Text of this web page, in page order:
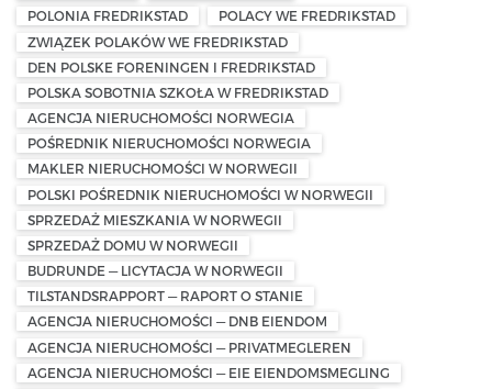
POLONIA FREDRIKSTAD
POLACY WE FREDRIKSTAD
ZWIĄZEK POLAKÓW WE FREDRIKSTAD
DEN POLSKE FORENINGEN I FREDRIKSTAD
POLSKA SOBOTNIA SZKOŁA W FREDRIKSTAD
AGENCJA NIERUCHOMOŚCI NORWEGIA
POŚREDNIK NIERUCHOMOŚCI NORWEGIA
MAKLER NIERUCHOMOŚCI W NORWEGII
POLSKI POŚREDNIK NIERUCHOMOŚCI W NORWEGII
SPRZEDAŻ MIESZKANIA W NORWEGII
SPRZEDAŻ DOMU W NORWEGII
BUDRUNDE — LICYTACJA W NORWEGII
TILSTANDSRAPPORT — RAPORT O STANIE
AGENCJA NIERUCHOMOŚCI — DNB EIENDOM
AGENCJA NIERUCHOMOŚCI — PRIVATMEGLEREN
AGENCJA NIERUCHOMOŚCI — EIE EIENDOMSMEGLING